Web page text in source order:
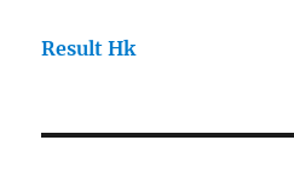
Result Hk